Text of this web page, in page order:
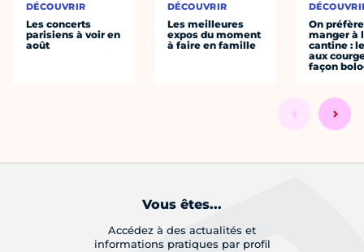
DÉCOUVRIR
Les concerts
parisiens à voir en
août
DÉCOUVRIR
Les meilleures
expos du moment
à faire en famille
On préfère
manger à
cantine :
aux
façon
Vous êtes...
Accédez à des actualités et
informations pratiques par profil